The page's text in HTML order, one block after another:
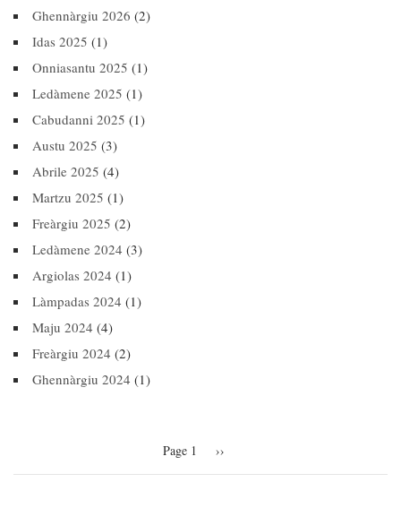
Ghennàrgiu 2026 (2)
Idas 2025 (1)
Onniasantu 2025 (1)
Ledàmene 2025 (1)
Cabudanni 2025 (1)
Austu 2025 (3)
Abrile 2025 (4)
Martzu 2025 (1)
Freàrgiu 2025 (2)
Ledàmene 2024 (3)
Argiolas 2024 (1)
Làmpadas 2024 (1)
Maju 2024 (4)
Freàrgiu 2024 (2)
Ghennàrgiu 2024 (1)
Page 1 Next
››